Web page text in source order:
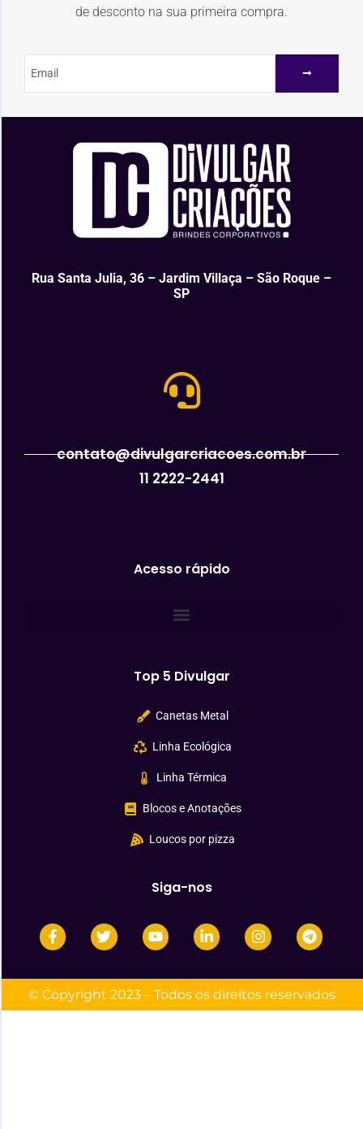
de desconto na sua primeira compra.
Rua Santa Julia, 36 – Jardim Villaça – São Roque –
SP
contato@divulgarcriacoes.com.br
11 2222-2441
Acesso rápido
Top 5 Divulgar
Canetas Metal
Linha Ecológica
Linha Térmica
Blocos e Anotações
Loucos por pizza
Siga-nos
© Copyright 2023 – Todos os direitos reservados